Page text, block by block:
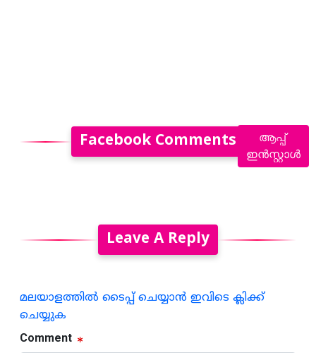
Facebook Comments
Leave A Reply
മലയാളത്തില്‍ ടൈപ്പ് ചെയ്യാന്‍ ഇവിടെ ക്ലിക്ക്
ചെയ്യുക
Comment
ആപ്പ്
ഇൻസ്റ്റാൾ